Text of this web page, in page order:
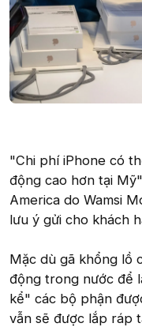
"Chi phí iPhone có
động cao hơn tại
America do Wamsi
lưu ý gửi cho khách
Mặc dù gã khổng lồ
động trong nước để
kể" các bộ phận
vẫn sẽ được lắp ráp